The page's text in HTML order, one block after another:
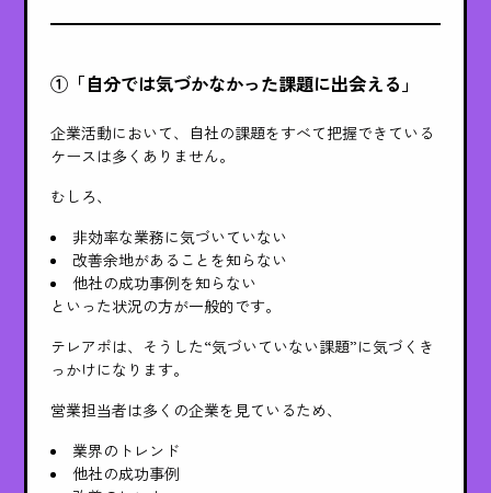
①「自分では気づかなかった課題に出会える」
企業活動において、自社の課題をすべて把握できている
ケースは多くありません。
むしろ、
非効率な業務に気づいていない
改善余地があることを知らない
他社の成功事例を知らない
といった状況の方が一般的です。
テレアポは、そうした“気づいていない課題”に気づくき
っかけになります。
営業担当者は多くの企業を見ているため、
業界のトレンド
他社の成功事例